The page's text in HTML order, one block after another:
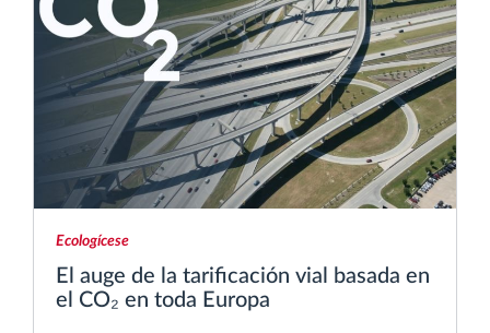
¿Cómo podemos ayudar en el control de la
actividad de su flota?
Calculadora de ahorro
Ecologícese
El auge de la tarificación vial basada en
el CO₂ en toda Europa